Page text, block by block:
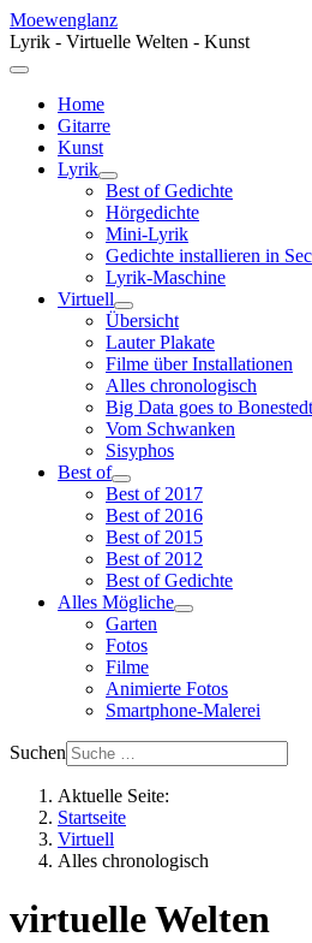
Moewenglanz
Lyrik - Virtuelle Welten - Kunst
Home
Gitarre
Kunst
Lyrik
Best of Gedichte
Hörgedichte
Mini-Lyrik
Gedichte installieren in
Lyrik-Maschine
Virtuell
Übersicht
Lauter Plakate
Filme über Installationen
Alles chronologisch
Big Data goes to Bonestedt
Vom Schwanken
Sisyphos
Best of
Best of 2017
Best of 2016
Best of 2015
Best of 2012
Best of Gedichte
Alles Mögliche
Garten
Fotos
Filme
Animierte Fotos
Smartphone-Malerei
Suchen
Aktuelle Seite:
Startseite
Virtuell
Alles chronologisch
virtuelle Welten